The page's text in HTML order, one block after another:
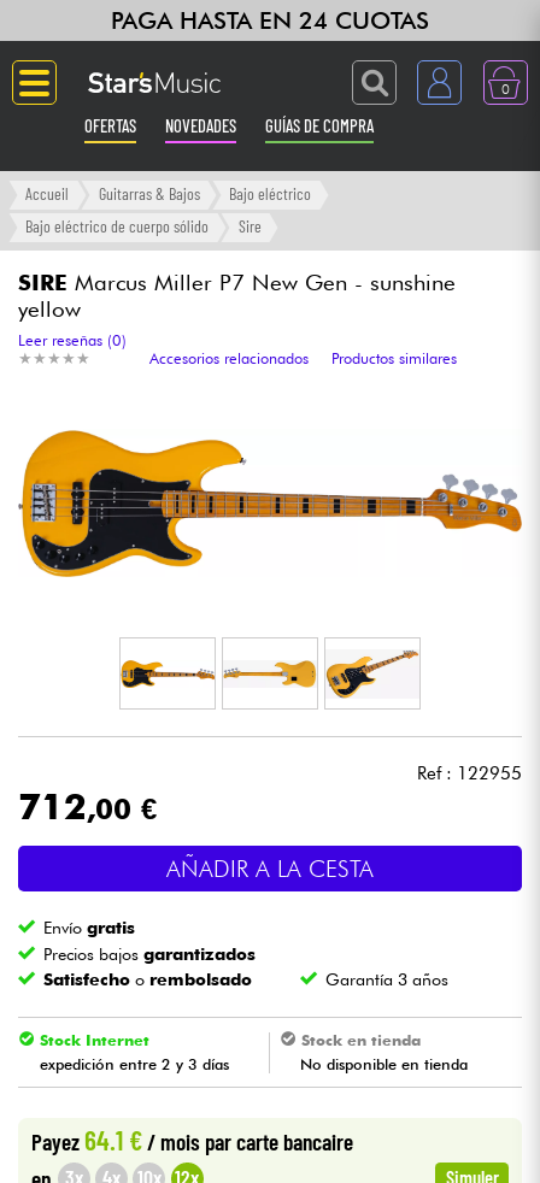
PAGA HASTA EN 24 CUOTAS
0
OFERTAS NOVEDADES GUÍAS DE COMPRA
Langue
Sintetizadores & samplers
Grabación
Auriculares
Luces
Batería y percusión
Vientos
Niños
Cables & Acces.
Accueil Guitarras & Bajos
Bajo eléctrico
Bajo eléctrico de cuerpo sólido
Sire
SIRE Marcus Miller P7 New Gen - sunshine
yellow
★ ★ ★ ★ ★
★ ★ ★ ★ ★
Leer reseñas (0)
Accesorios relacionados
Productos similares
Ref : 122955
712,00 €
AÑADIR A LA CESTA
Envíogratis
Precios bajosgarantizados
Satisfecho o rembolsado Garantía 3 años
Stock Internet
expedición entre 2 y 3 días
Stock en tienda
No disponible en tienda
Payez64.1 €/ mois par carte bancaire
3x 4x 10x 12x Simuler